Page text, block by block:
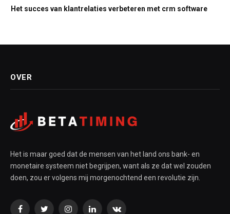
Het succes van klantrelaties verbeteren met crm software
OVER
Het is maar goed dat de mensen van het land ons bank- en
monetaire systeem niet begrijpen, want als ze dat wel zouden
doen, zou er volgens mij morgenochtend een revolutie zijn.